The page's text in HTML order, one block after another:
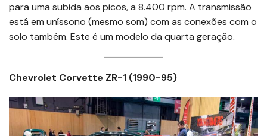
para uma subida aos picos, a 8.400 rpm. A transmissão
está em uníssono (mesmo som) com as conexões com o
solo também. Este é um modelo da quarta geração.
Chevrolet Corvette ZR-1 (1990-95)